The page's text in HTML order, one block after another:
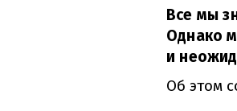
Все мы
Однако
и
Об этом